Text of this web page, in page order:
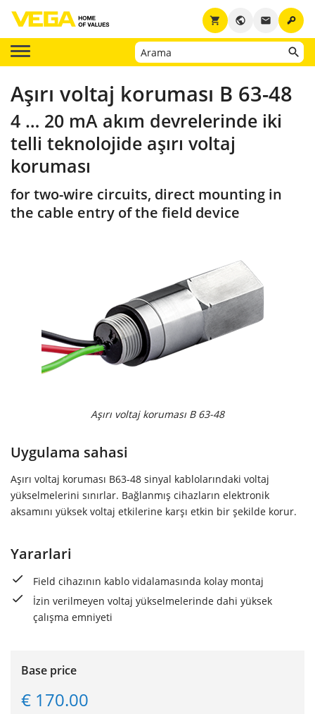
key
email
public
shopping_cart
Aşırı voltaj koruması B 63-48
4 … 20 mA akım devrelerinde iki
telli teknolojide aşırı voltaj
koruması
for two-wire circuits, direct mounting in
the cable entry of the field device
Aşırı voltaj koruması B 63-48
Uygulama sahasi
Aşırı voltaj koruması B63-48 sinyal kablolarındaki voltaj
yükselmelerini sınırlar. Bağlanmış cihazların elektronik
aksamını yüksek voltaj etkilerine karşı etkin bir şekilde korur.
Yararlari
Field cihazının kablo vidalamasında kolay montaj
İzin verilmeyen voltaj yükselmelerinde dahi yüksek
çalışma emniyeti
Base price
€ 170.00